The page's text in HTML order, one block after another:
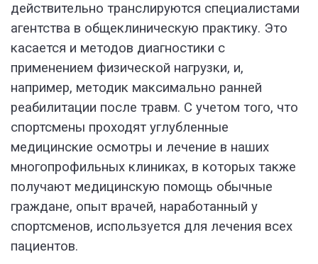
действительно транслируются специалистами
агентства в общеклиническую практику. Это
касается и методов диагностики с
применением физической нагрузки, и,
например, методик максимально ранней
реабилитации после травм. С учетом того, что
спортсмены проходят углубленные
медицинские осмотры и лечение в наших
многопрофильных клиниках, в которых также
получают медицинскую помощь обычные
граждане, опыт врачей, наработанный у
спортсменов, используется для лечения всех
пациентов.